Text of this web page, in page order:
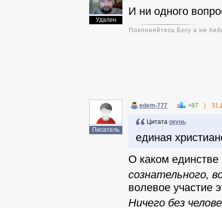
Удален
И ни одного
Поклоняйтесь Богу а не
Писатель
edem-777 +87 31
Цитата окунь
единая
О каком
сознательного,
волевое участие
Ничего без